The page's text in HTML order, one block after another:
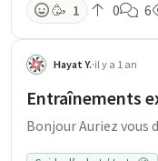
🥳 1 0 6
Hayat Y.·il y a 1 an
Entraînements
Bonjour Auriez vous